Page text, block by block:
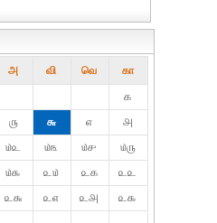
அ வி வெ கா
௧
௫ ௬ ௭
௮
௰௨ ௰௩ ௰௪
௰௫
௰௯ ௨௰ ௨௧
௨௨
௨௬ ௨௭ ௨௮
௨௯